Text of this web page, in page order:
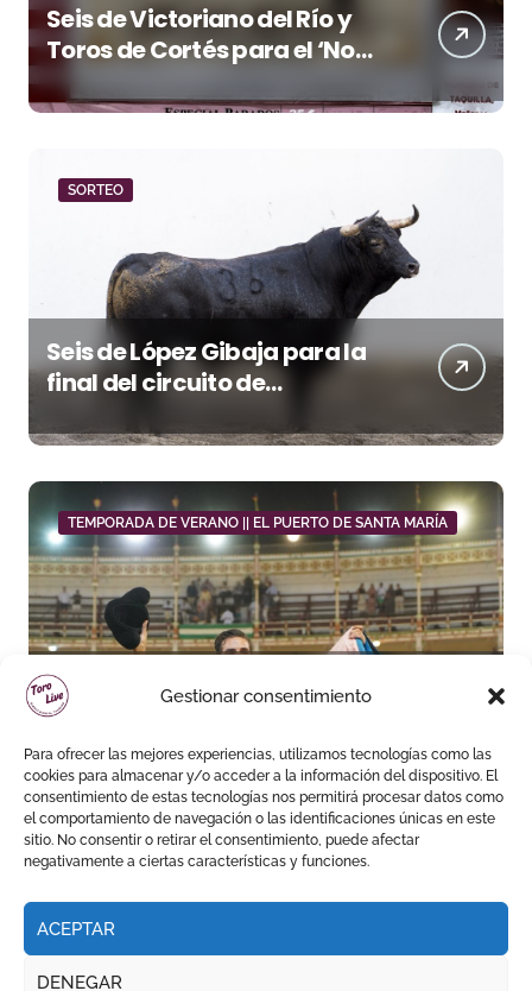
Gestionar consentimiento
Para ofrecer las mejores experiencias, utilizamos tecnologías como las
cookies para almacenar y/o acceder a la información del dispositivo. El
consentimiento de estas tecnologías nos permitirá procesar datos como
el comportamiento de navegación o las identificaciones únicas en este
sitio. No consentir o retirar el consentimiento, puede afectar
negativamente a ciertas características y funciones.
ACEPTAR
DENEGAR
Seis de Victoriano del Río y
Toros de Cortés para el ‘No
Hay Localidades’ de esta
tarde en Pontevedra
SORTEO
Seis de López Gibaja para la
final del circuito de
Málaga
TEMPORADA DE VERANO || EL PUERTO DE SANTA MARÍA
Daniel Crespo reivindica su
sitio con una gran faena y dos
orejas